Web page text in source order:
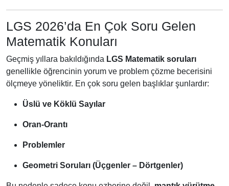
LGS 2026’da En Çok Soru Gelen
Matematik Konuları
Geçmiş yıllara bakıldığında LGS Matematik soruları
genellikle öğrencinin yorum ve problem çözme becerisini
ölçmeye yöneliktir. En çok soru gelen başlıklar şunlardır:
Üslü ve Köklü Sayılar
Oran-Orantı
Problemler
Geometri Soruları (Üçgenler – Dörtgenler)